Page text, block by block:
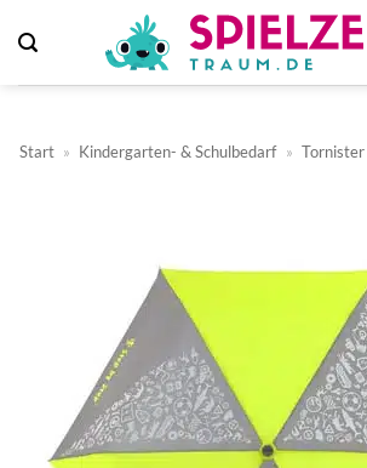
Inhalt
springen
Start » Kindergarten- & Schulbedarf »